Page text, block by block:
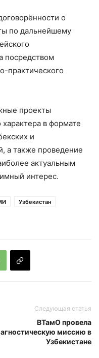
о
по дальнейшему
посредством
практического
проекты
в формате
и
а также проведение
актуальным
интерес.
Узбекистан
Следующая статья
ВТамО провела
миссию в
Узбекистане